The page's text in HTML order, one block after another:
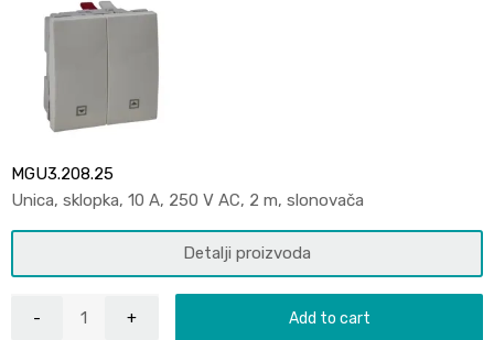
MGU3.208.25
Unica, sklopka, 10 A, 250 V AC, 2 m, slonovača
Detalji proizvoda
Add to cart